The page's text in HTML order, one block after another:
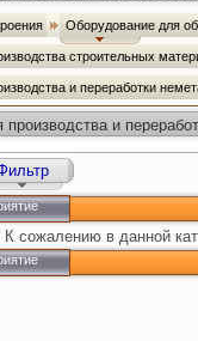
Оборудование для
строительных
и переработки
и
К сожалению в данной